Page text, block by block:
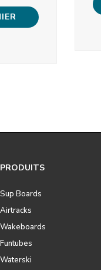
PRODUITS
Sup Boards
Airtracks
Wakeboards
Funtubes
Waterski